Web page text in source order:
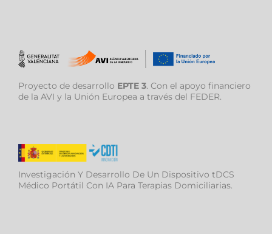
Proyecto de desarrollo EPTE 3. Con el apoyo financiero
de la AVI y la Unión Europea a través del FEDER.
Investigación Y Desarrollo De Un Dispositivo tDCS
Médico Portátil Con IA Para Terapias Domiciliarias.